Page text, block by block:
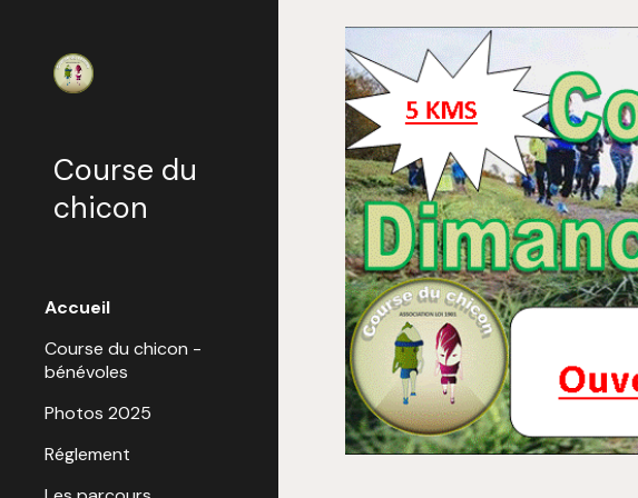
Skip to main content
Course du
chicon
Accueil
Course du chicon -
bénévoles
Photos 2025
Réglement